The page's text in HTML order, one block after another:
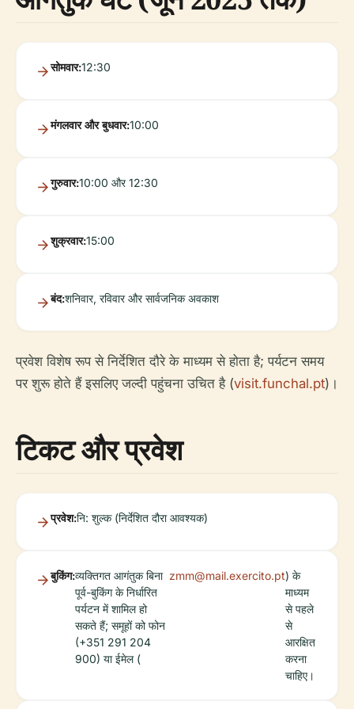
सोमवार:12:30
मंगलवार और बुधवार:10:00
गुरुवार:10:00 और 12:30
शुक्रवार:15:00
बंद:शनिवार, रविवार और सार्वजनिक अवकाश
प्रवेश विशेष रूप से निर्देशित दौरे के माध्यम से होता है; पर्यटन समय
पर शुरू होते हैं इसलिए जल्दी पहुंचना उचित है (visit.funchal.pt)।
टिकट और प्रवेश
प्रवेश:नि: शुल्क (निर्देशित दौरा आवश्यक)
बुकिंग:व्यक्तिगत आगंतुक बिना
पूर्व-बुकिंग के निर्धारित
पर्यटन में शामिल हो
सकते हैं; समूहों को फोन
(+351 291 204
900) या ईमेल (
zmm@mail.exercito.pt) के
माध्यम
से पहले
से
आरक्षित
करना
चाहिए।